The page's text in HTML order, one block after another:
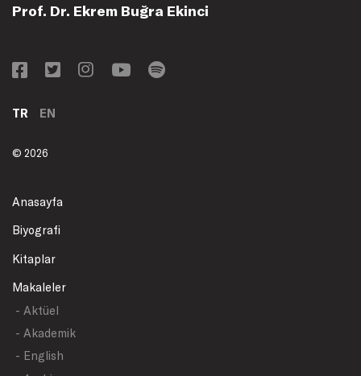
Prof. Dr. Ekrem Buğra Ekinci
TR EN
© 2026
Anasayfa
Biyografi
Kitaplar
Makaleler
- Aktüel
- Akademik
- English